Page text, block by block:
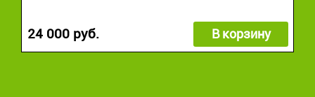
24 000 руб. В корзину